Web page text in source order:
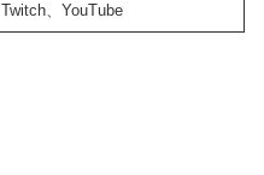
Twitch、YouTube